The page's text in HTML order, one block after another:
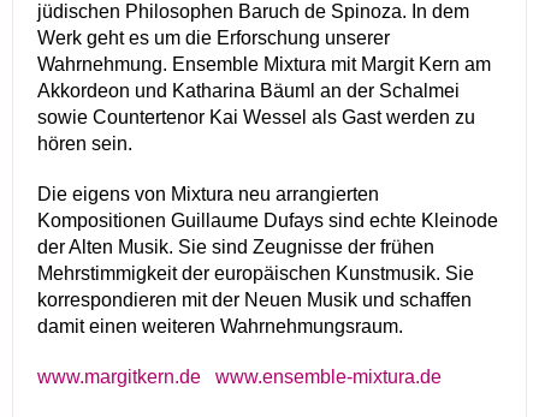
jüdischen Philosophen Baruch de Spinoza. In dem
Werk geht es um die Erforschung unserer
Wahrnehmung. Ensemble Mixtura mit Margit Kern am
Akkordeon und Katharina Bäuml an der Schalmei
sowie Countertenor Kai Wessel als Gast werden zu
hören sein.
Die eigens von Mixtura neu arrangierten
Kompositionen Guillaume Dufays sind echte Kleinode
der Alten Musik. Sie sind Zeugnisse der frühen
Mehrstimmigkeit der europäischen Kunstmusik. Sie
korrespondieren mit der Neuen Musik und schaffen
damit einen weiteren Wahrnehmungsraum.
www.margitkern.de www.ensemble-mixtura.de